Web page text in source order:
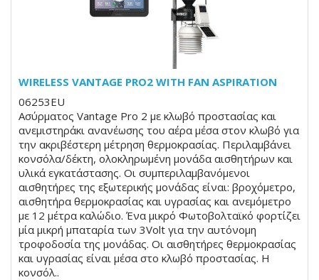
WIRELESS VANTAGE PRO2 WITH FAN ASPIRATION
06253EU
Aσύρματος Vantage Pro 2 με κλωβό προστασίας και
ανεμιστηράκι ανανέωσης του αέρα μέσα στον κλωβό για
την ακριβέστερη μέτρηση θερμοκρασίας. Περιλαμβάνει
κονσόλα/δέκτη, ολοκληρωμένη μονάδα αισθητήρων και
υλικά εγκατάστασης. Οι συμπεριλαμβανόμενοι
αισθητήρες της εξωτερικής μονάδας είναι: βροχόμετρο,
αισθητήρα θερμοκρασίας και υγρασίας και ανεμόμετρο
με 12 μέτρα καλώδιο. Ένα μικρό Φωτοβολταϊκό φορτίζει
μία μικρή μπαταρία των 3Volt για την αυτόνομη
τροφοδοσία της μονάδας. Οι αισθητήρες θερμοκρασίας
και υγρασίας είναι μέσα στο κλωβό προστασίας. Η
κονσόλ..